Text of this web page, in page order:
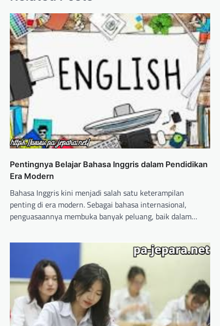
Pentingnya Belajar Bahasa Inggris dalam Pendidikan
Era Modern
Bahasa Inggris kini menjadi salah satu keterampilan
penting di era modern. Sebagai bahasa internasional,
penguasaannya membuka banyak peluang, baik dalam…